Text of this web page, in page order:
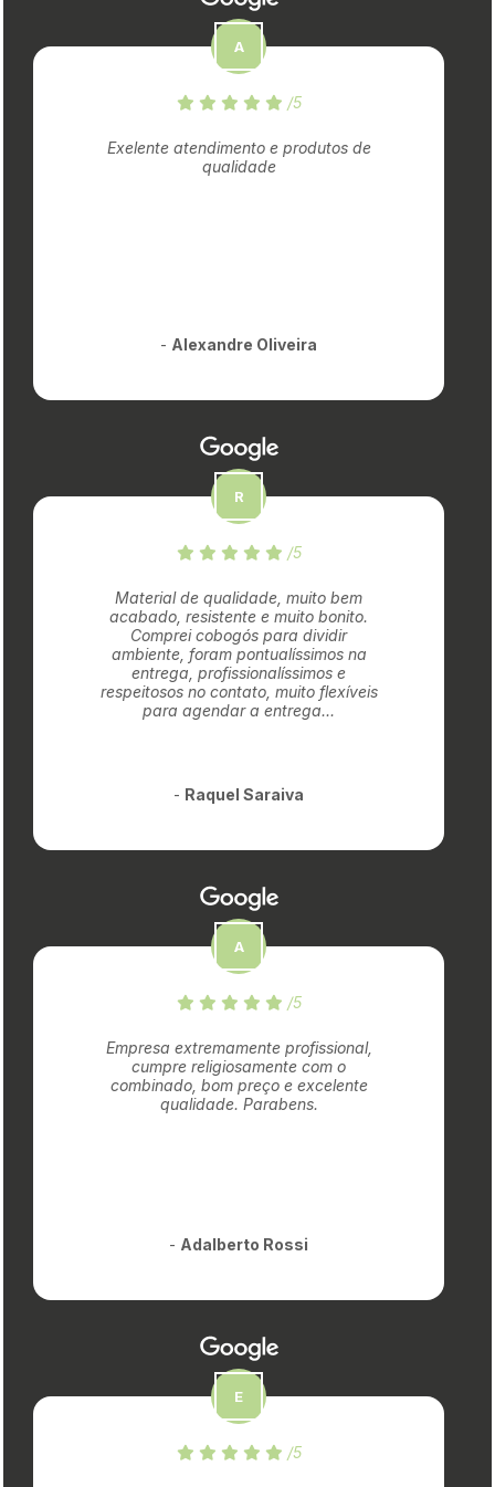
/5
Exelente atendimento e produtos de
qualidade
- Alexandre Oliveira
/5
Material de qualidade, muito bem
acabado, resistente e muito bonito.
Comprei cobogós para dividir
ambiente, foram pontualíssimos na
entrega, profissionalíssimos e
respeitosos no contato, muito flexíveis
para agendar a entrega...
- Raquel Saraiva
/5
Empresa extremamente profissional,
cumpre religiosamente com o
combinado, bom preço e excelente
qualidade. Parabens.
- Adalberto Rossi
/5